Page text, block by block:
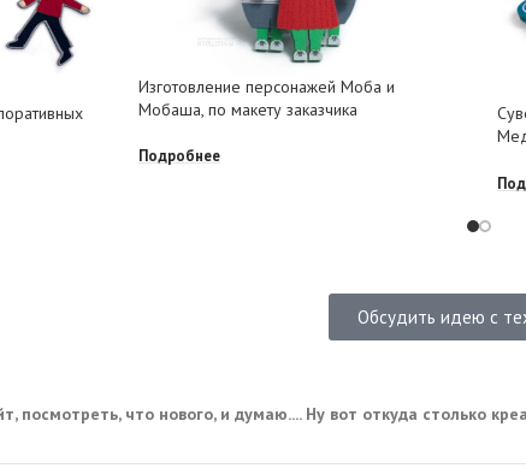
Изготовление персонажей Моба и
Мобаша, по макету заказчика
Подробнее
Обсудить идею с
посмотреть, что нового, и думаю.... Ну вот откуда столько